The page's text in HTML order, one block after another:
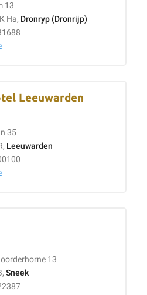
13
Ha, Dronryp (Dronrijp)
Leeuwarden
35
Leeuwarden
13
Sneek